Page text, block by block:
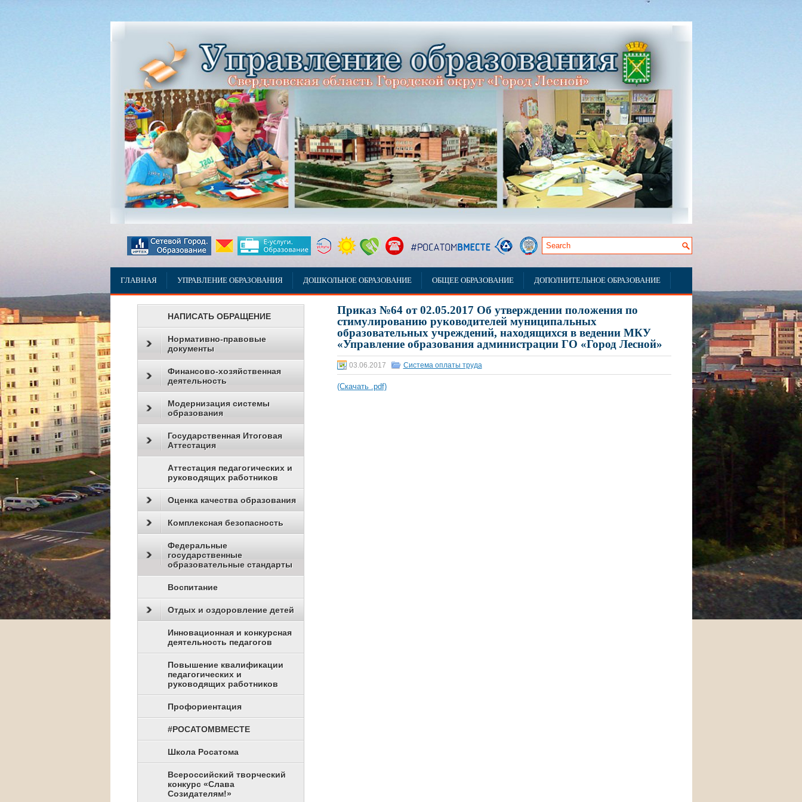
ГЛАВНАЯ УПРАВЛЕНИЕ ОБРАЗОВАНИЯ ДОШКОЛЬНОЕ ОБРАЗОВАНИЕ ОБЩЕЕ ОБРАЗОВАНИЕ ДОПОЛНИТЕЛЬНОЕ ОБРАЗОВАНИЕ
Приказ №64 от 02.05.2017 Об утверждении положения по
стимулированию руководителей муниципальных
образовательных учреждений, находящихся в ведении МКУ
«Управление образования администрации ГО «Город Лесной»
03.06.2017 Система оплаты труда
(Скачать .pdf)
НАПИСАТЬ ОБРАЩЕНИЕ
Нормативно-правовые
документы
Финансово-хозяйственная
деятельность
Модернизация системы
образования
Государственная Итоговая
Аттестация
Аттестация педагогических и
руководящих работников
Оценка качества образования
Комплексная безопасность
Федеральные
государственные
образовательные стандарты
Воспитание
Отдых и оздоровление детей
Инновационная и конкурсная
деятельность педагогов
Повышение квалификации
педагогических и
руководящих работников
Профориентация
#РОСАТОМВМЕСТЕ
Школа Росатома
Всероссийский творческий
конкурс «Слава
Созидателям!»